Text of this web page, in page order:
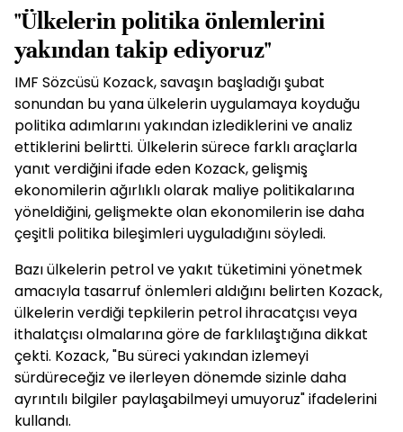
"Ülkelerin politika önlemlerini
yakından takip ediyoruz"
IMF Sözcüsü Kozack, savaşın başladığı şubat
sonundan bu yana ülkelerin uygulamaya koyduğu
politika adımlarını yakından izlediklerini ve analiz
ettiklerini belirtti. Ülkelerin sürece farklı araçlarla
yanıt verdiğini ifade eden Kozack, gelişmiş
ekonomilerin ağırlıklı olarak maliye politikalarına
yöneldiğini, gelişmekte olan ekonomilerin ise daha
çeşitli politika bileşimleri uyguladığını söyledi.
Bazı ülkelerin petrol ve yakıt tüketimini yönetmek
amacıyla tasarruf önlemleri aldığını belirten Kozack,
ülkelerin verdiği tepkilerin petrol ihracatçısı veya
ithalatçısı olmalarına göre de farklılaştığına dikkat
çekti. Kozack, "Bu süreci yakından izlemeyi
sürdüreceğiz ve ilerleyen dönemde sizinle daha
ayrıntılı bilgiler paylaşabilmeyi umuyoruz" ifadelerini
kullandı.